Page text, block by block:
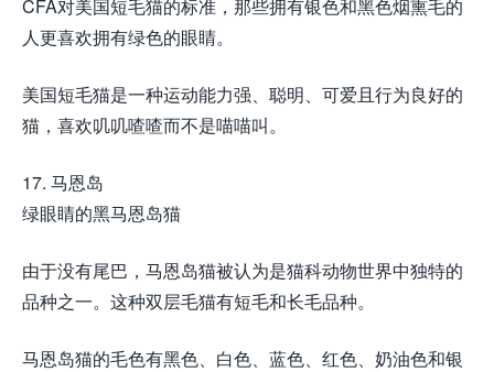
CFA对美国短毛猫的标准，那些拥有银色和黑色烟熏毛的
人更喜欢拥有绿色的眼睛。
美国短毛猫是一种运动能力强、聪明、可爱且行为良好的
猫，喜欢叽叽喳喳而不是喵喵叫。
17. 马恩岛
绿眼睛的黑马恩岛猫
由于没有尾巴，马恩岛猫被认为是猫科动物世界中独特的
品种之一。这种双层毛猫有短毛和长毛品种。
马恩岛猫的毛色有黑色、白色、蓝色、红色、奶油色和银